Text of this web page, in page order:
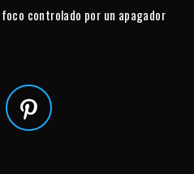
controlado por un apagador